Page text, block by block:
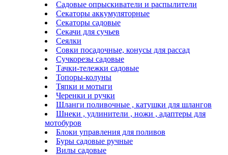
Садовые опрыскиватели и распылители
Секаторы аккумуляторные
Секаторы садовые
Секачи для сучьев
Сеялки
Совки посадочные, конусы для рассад
Сучкорезы садовые
Тачки-тележки садовые
Топоры-колуны
Тяпки и мотыги
Черенки и ручки
Шланги поливочные , катушки для шлангов
Шнеки , удлинители , ножи , адаптеры для
мотобуров
Блоки управления для поливов
Буры садовые ручные
Вилы садовые